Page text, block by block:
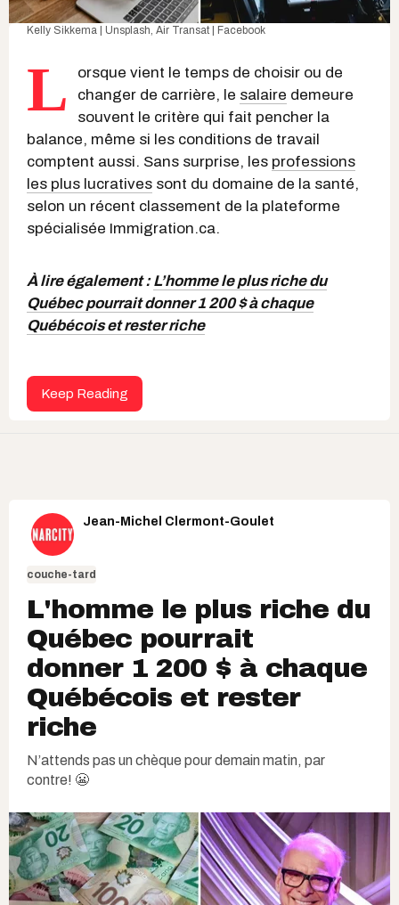
Kelly Sikkema | Unsplash Air Transat | Facebook
L
orsque vient le temps de choisir ou de
changer de carrière, le salaire demeure
souvent le critère qui fait pencher la
balance, même si les conditions de travail
comptent aussi. Sans surprise, les professions
les plus lucratives sont du domaine de la santé,
selon un récent classement de la plateforme
spécialisée Immigration.ca.
À lire également :L’homme le plus riche du
Québec pourrait donner 1 200 $ à chaque
Québécois et rester riche
Keep Reading
Jean-Michel Clermont-Goulet
couche-tard
L'homme le plus riche du
Québec pourrait
donner 1 200 $ à chaque
Québécois et rester
riche
N’attends pas un chèque pour demain matin, par
contre! 😬